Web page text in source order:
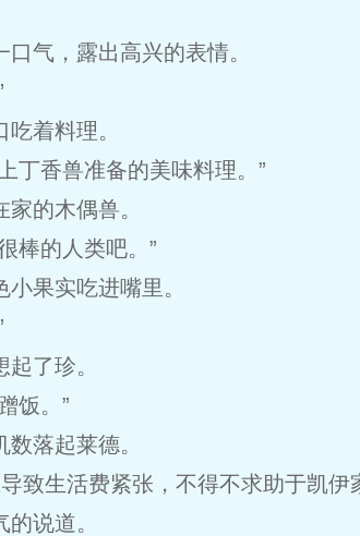
气，露出高兴的表情。
着料理。
丁香兽准备的美味料理。”
的木偶兽。
棒的人类吧。”
果实吃进嘴里。
了珍。
饭。”
落起莱德。
致生活费紧张，不得不求助于凯伊
说道。